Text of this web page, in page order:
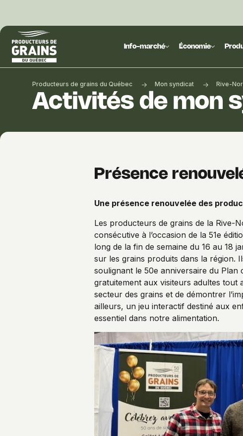
Producteurs
de
grains
Québec
Info-marché Économie
Producteurs de grains du Québec Mon syndicat Rive-
Activités de mon
Présence
Une présence renouvelée des
Les producteurs de grains de la Rive-
consécutive à l’occasion de la 51e
long de la fin de semaine du 16 au 18
sur les grains produits dans la région.
soulignant le 50e anniversaire du Plan
gratuitement aux visiteurs adultes tout
secteur des grains et de démontrer
ailleurs, un jeu interactif destiné aux
essentiel dans notre alimentation.